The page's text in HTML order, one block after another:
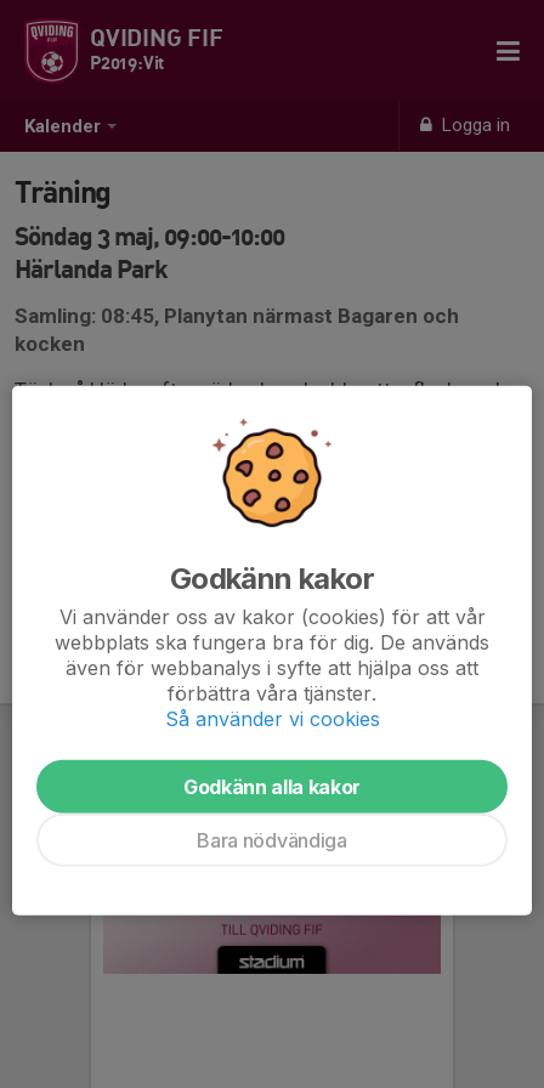
Kalender Logga in
QVIDING FIF
P2019:Vit
Träning
Söndag 3 maj, 09:00-10:00
Härlanda Park
Samling: 08:45, Planytan närmast Bagaren och
kocken
Tänk på kläder efter väder, benskydd, vattenflaska och
Godkänn kakor
Vi använder oss av kakor (cookies) för att vår
webbplats ska fungera bra för dig. De används
även för webbanalys i syfte att hjälpa oss att
förbättra våra tjänster.
Så använder vi cookies
Godkänn alla kakor
Bara nödvändiga